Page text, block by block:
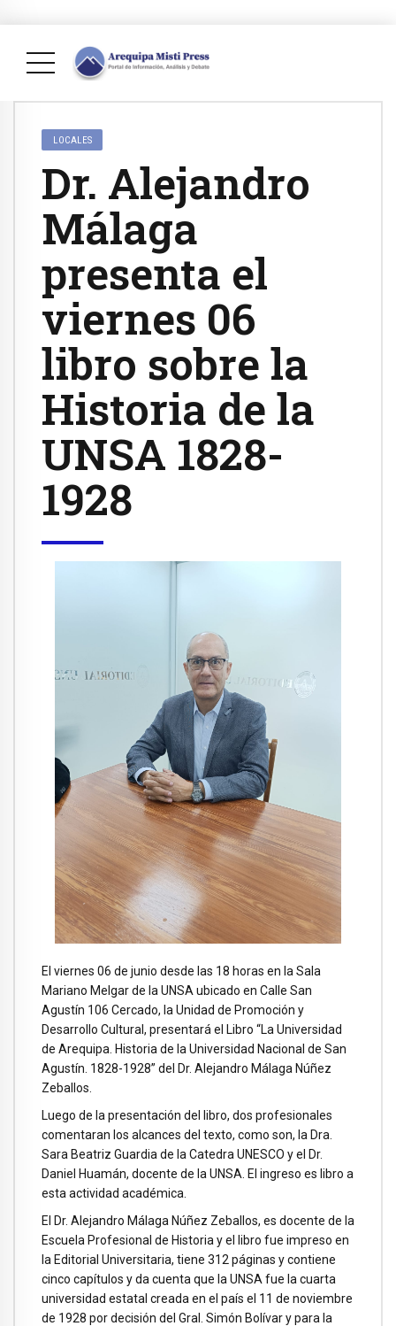
LOCALES
Dr. Alejandro
Málaga
presenta el
viernes 06
libro sobre la
Historia de la
UNSA 1828-
1928
El viernes 06 de junio desde las 18 horas en la Sala
Mariano Melgar de la UNSA ubicado en Calle San
Agustín 106 Cercado, la Unidad de Promoción y
Desarrollo Cultural, presentará el Libro “La Universidad
de Arequipa. Historia de la Universidad Nacional de San
Agustín. 1828-1928” del Dr. Alejandro Málaga Núñez
Zeballos.
Luego de la presentación del libro, dos profesionales
comentaran los alcances del texto, como son, la Dra.
Sara Beatriz Guardia de la Catedra UNESCO y el Dr.
Daniel Huamán, docente de la UNSA. El ingreso es libro a
esta actividad académica.
El Dr. Alejandro Málaga Núñez Zeballos, es docente de la
Escuela Profesional de Historia y el libro fue impreso en
la Editorial Universitaria, tiene 312 páginas y contiene
cinco capítulos y da cuenta que la UNSA fue la cuarta
universidad estatal creada en el país el 11 de noviembre
de 1928 por decisión del Gral. Simón Bolívar y para la